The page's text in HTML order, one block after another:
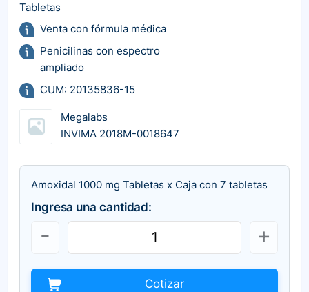
Tabletas
Venta con fórmula médica
Penicilinas con espectro
ampliado
CUM: 20135836-15
Megalabs
INVIMA 2018M-0018647
Amoxidal 1000 mg Tabletas x Caja con 7 tabletas
Ingresa una cantidad:
Cotizar